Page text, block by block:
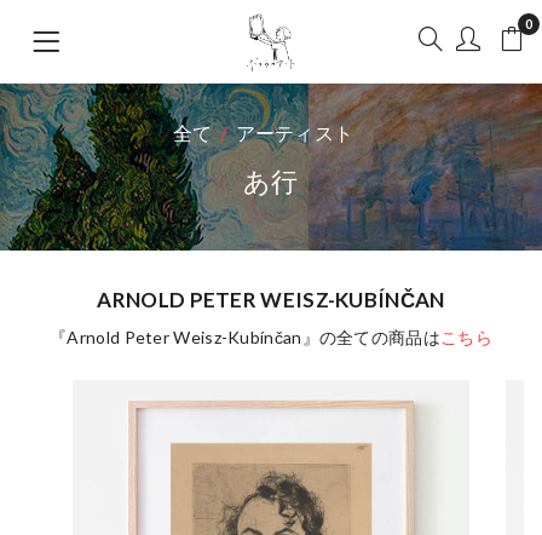
0
全て アーティスト
あ行
ARNOLD PETER WEISZ-KUBÍNČAN
『Arnold Peter Weisz-Kubínčan』の全ての商品はこちら